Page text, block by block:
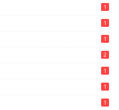
1
1
1
2
1
1
1